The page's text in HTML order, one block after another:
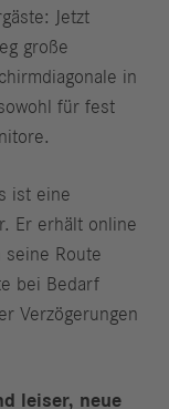
Jetzt
große
in
für fest
ist eine
Er erhält online
seine Route
bei Bedarf
Verzögerungen
leiser, neue